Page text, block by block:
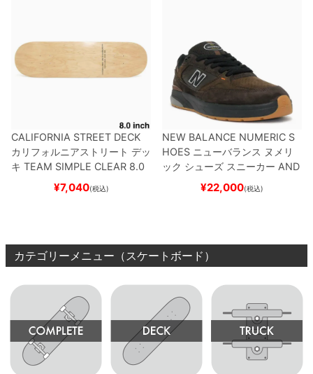
CALIFORNIA STREET DECK
カリフォルニアストリート デッ
キ TEAM SIMPLE CLEAR 8.0
ブランク（DSM）
ード スケボー
¥7,040(税込)
NEW BALANCE NUMERIC S
HOES ニューバランス ヌメリ
ック シューズ スニーカー AND
REW REYNOLDS 933
BROWN/BLACKスケート
¥22,000(税込)
カテゴリーメニュー（スケートボード）